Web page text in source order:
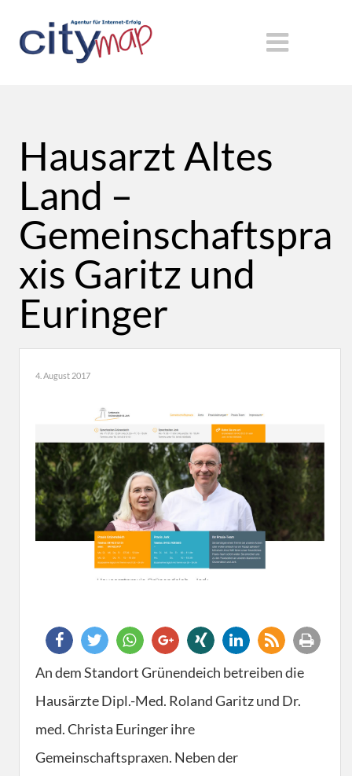
Hausarzt Altes
Land –
Gemeinschaftspra
xis Garitz und
Euringer
4. August 2017
An dem Standort Grünendeich betreiben die
Hausärzte Dipl.-Med. Roland Garitz und Dr.
med. Christa Euringer ihre
Gemeinschaftspraxen. Neben der